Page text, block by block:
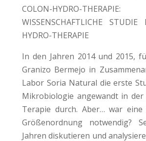
COLON-HYDRO-
WISSENSCHAFTLICHE STUDIE
HYDRO-THERAPIE
In den Jahren 2014 und 2015,
Granizo Bermejo in
Labor Soria Natural die erste
Mikrobiologie angewandt in der
Terapie durch. Aber… war eine
Größenordnung notwendig?
Jahren diskutieren und